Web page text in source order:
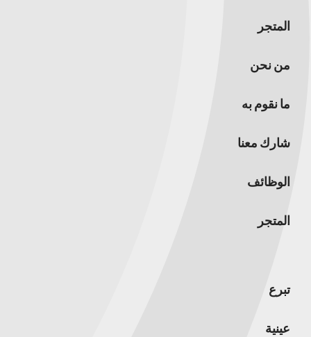
المتجر
من نحن
ما نقوم به
شارك معنا
الوظائف
المتجر
تبرع
عينية